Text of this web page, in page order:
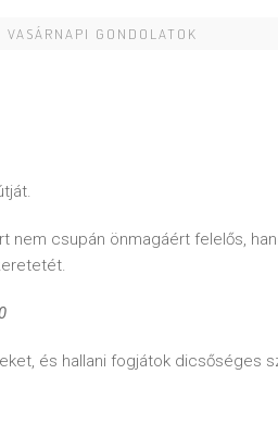
VASÁRNAPI GONDOLATOK
nem csupán önmagáért felelős,
és hallani fogjátok dicsőséges